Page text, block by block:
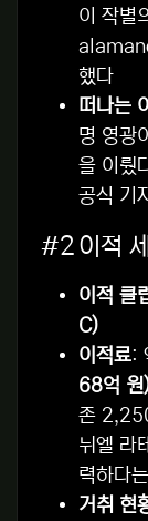
이 작별
했다
떠나는
명 영광
을 이뤘
공식 기
#2 이적
이적 클
C)
이적료:
68억 원
존
뉘엘 라
력하다
거취 현